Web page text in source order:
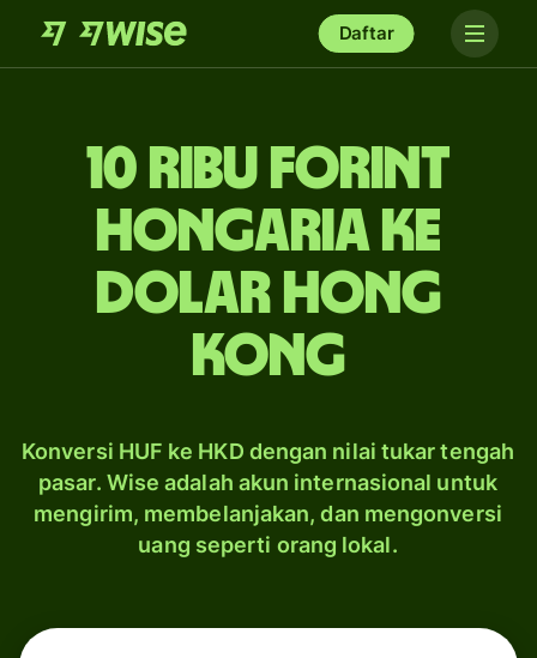
Daftar
10 ribu forint
Hongaria ke
dolar Hong
Kong
Konversi HUF ke HKD dengan nilai tukar tengah
pasar. Wise adalah akun internasional untuk
mengirim, membelanjakan, dan mengonversi
uang seperti orang lokal.